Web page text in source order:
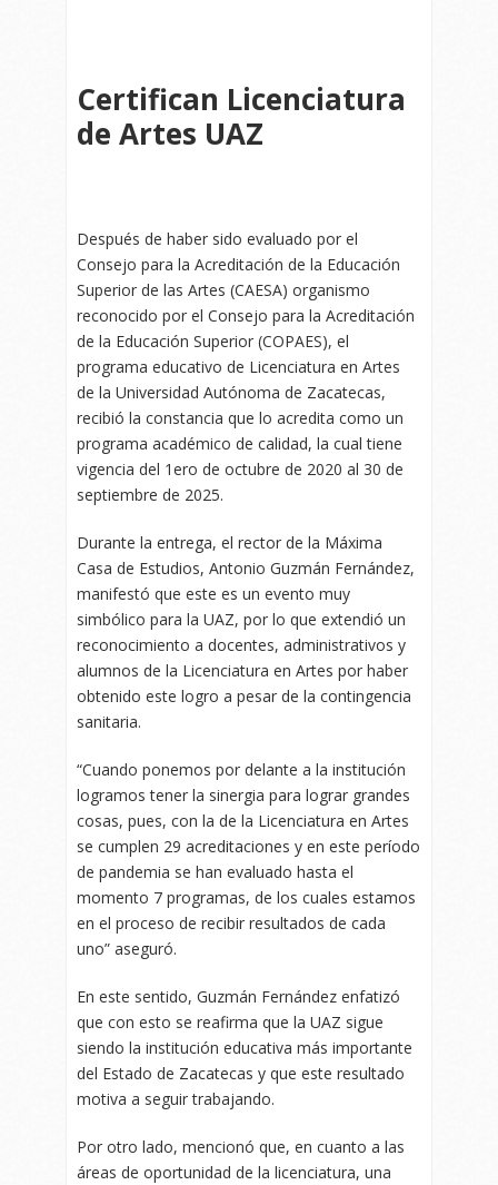
Certifican Licenciatura
de Artes UAZ
Después de haber sido evaluado por el
Consejo para la Acreditación de la Educación
Superior de las Artes (CAESA) organismo
reconocido por el Consejo para la Acreditación
de la Educación Superior (COPAES), el
programa educativo de Licenciatura en Artes
de la Universidad Autónoma de Zacatecas,
recibió la constancia que lo acredita como un
programa académico de calidad, la cual tiene
vigencia del 1ero de octubre de 2020 al 30 de
septiembre de 2025.
Durante la entrega, el rector de la Máxima
Casa de Estudios, Antonio Guzmán Fernández,
manifestó que este es un evento muy
simbólico para la UAZ, por lo que extendió un
reconocimiento a docentes, administrativos y
alumnos de la Licenciatura en Artes por haber
obtenido este logro a pesar de la contingencia
sanitaria.
“Cuando ponemos por delante a la institución
logramos tener la sinergia para lograr grandes
cosas, pues, con la de la Licenciatura en Artes
se cumplen 29 acreditaciones y en este período
de pandemia se han evaluado hasta el
momento 7 programas, de los cuales estamos
en el proceso de recibir resultados de cada
uno” aseguró.
En este sentido, Guzmán Fernández enfatizó
que con esto se reafirma que la UAZ sigue
siendo la institución educativa más importante
del Estado de Zacatecas y que este resultado
motiva a seguir trabajando.
Por otro lado, mencionó que, en cuanto a las
áreas de oportunidad de la licenciatura, una